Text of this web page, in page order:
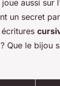
aussi sur
un secret
Que le